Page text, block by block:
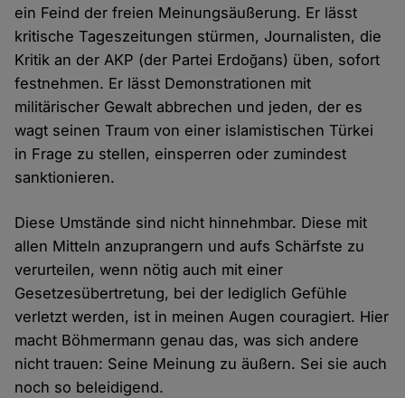
ein Feind der freien Meinungsäußerung. Er lässt
kritische Tageszeitungen stürmen, Journalisten, die
Kritik an der AKP (der Partei Erdoğans) üben, sofort
festnehmen. Er lässt Demonstrationen mit
militärischer Gewalt abbrechen und jeden, der es
wagt seinen Traum von einer islamistischen Türkei
in Frage zu stellen, einsperren oder zumindest
sanktionieren.
Diese Umstände sind nicht hinnehmbar. Diese mit
allen Mitteln anzuprangern und aufs Schärfste zu
verurteilen, wenn nötig auch mit einer
Gesetzesübertretung, bei der lediglich Gefühle
verletzt werden, ist in meinen Augen cou­ra­giert. Hier
macht Böhmermann genau das, was sich andere
nicht trauen: Seine Meinung zu äußern. Sei sie auch
noch so beleidigend.